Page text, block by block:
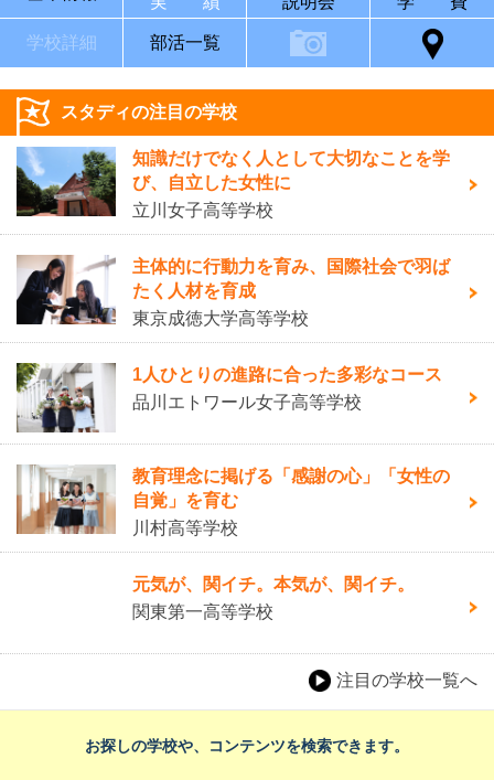
学校詳細 部活一覧
スタディの注目の学校
知識だけでなく人として大切なことを学
び、自立した女性に
立川女子高等学校
主体的に行動力を育み、国際社会で羽ば
たく人材を育成
東京成徳大学高等学校
1人ひとりの進路に合った多彩なコース
品川エトワール女子高等学校
教育理念に掲げる「感謝の心」「女性の
自覚」を育む
川村高等学校
元気が、関イチ。本気が、関イチ。
関東第一高等学校
注目の学校一覧へ
お探しの学校や、コンテンツを検索できます。